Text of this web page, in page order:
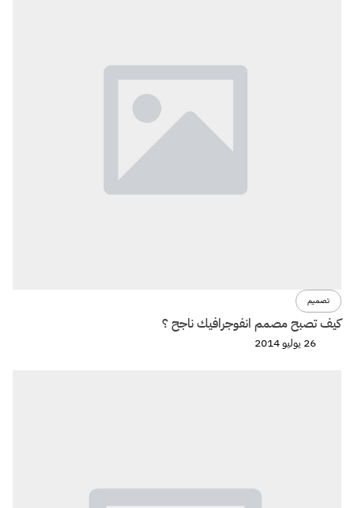
تصميم
كيف تصبح مصمم انفوجرافيك ناجح ؟
26 يوليو 2014